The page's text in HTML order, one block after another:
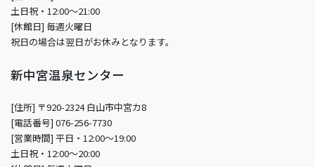
土日祝・12:00～21:00
[休館日] 毎週火曜日
祝日の場合は翌日がお休みとなります。
新中宮温泉センター
[住所] 〒920-2324 白山市中宮カ8
[電話番号] 076-256-7730
[営業時間] 平日・12:00～19:00
土日祝・12:00～20:00